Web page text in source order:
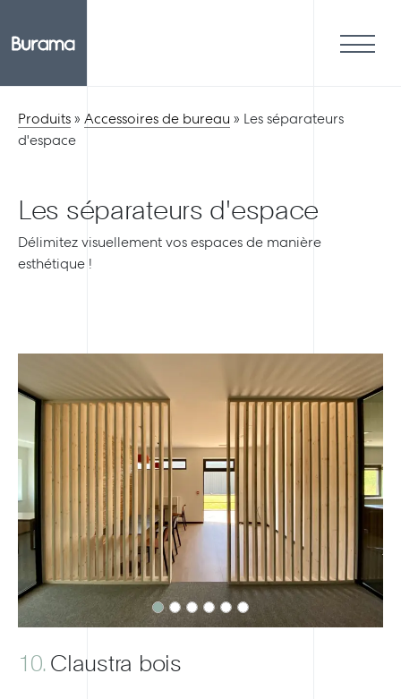
Produits» Accessoires de bureau » Les séparateurs
d'espace
Les séparateurs d'espace
Délimitez visuellement vos espaces de manière
esthétique !
Previous Next
10.Claustra bois